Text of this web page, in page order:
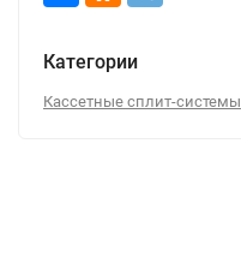
Категории
Кассетные сплит-системы